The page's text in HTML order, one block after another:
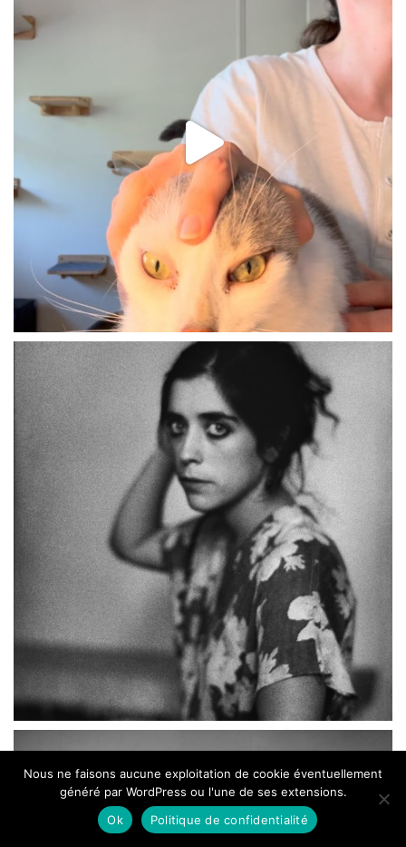
Nous ne faisons aucune exploitation de cookie éventuellement
généré par WordPress ou l'une de ses extensions.
Ok
Politique de confidentialité